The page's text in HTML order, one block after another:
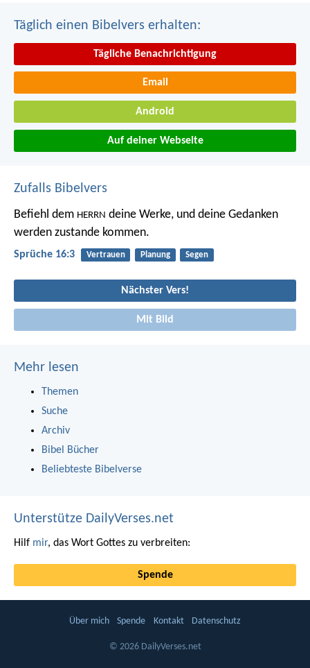
Täglich einen Bibelvers erhalten:
Tägliche Benachrichtigung
Email
Android
Auf deiner Webseite
Zufalls Bibelvers
Befiehl dem HERRN deine Werke, und deine Gedanken
werden zustande kommen.
Sprüche 16:3 Vertrauen Planung Segen
Nächster Vers!
Mit Bild
Mehr lesen
Themen
Suche
Archiv
Bibel Bücher
Beliebteste Bibelverse
Unterstütze DailyVerses.net
Hilf mir, das Wort Gottes zu verbreiten:
Spende
Über mich Spende Kontakt Datenschutz
© 2026 DailyVerses.net